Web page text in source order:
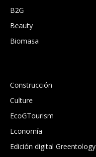
B2G
Beauty
Biomasa
Construcción
Culture
EcoGTourism
Economía
Edición digital Greentology